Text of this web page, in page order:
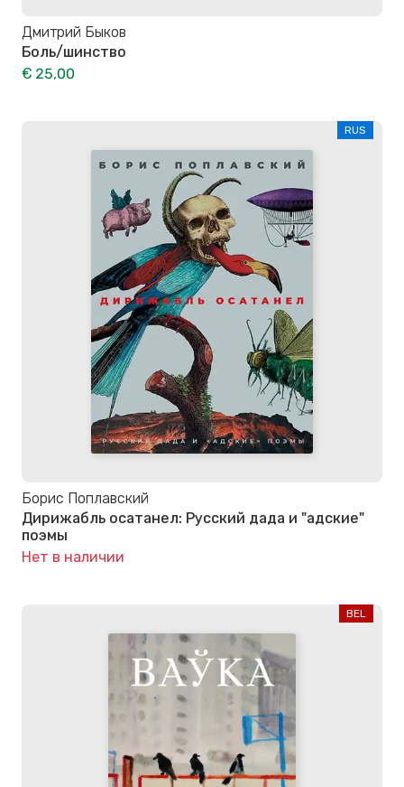
Дмитрий Быков
Боль/шинство
€ 25,00
RUS
Борис Поплавский
Дирижабль осатанел: Русский дада и "адские"
поэмы
Нет в наличии
BEL